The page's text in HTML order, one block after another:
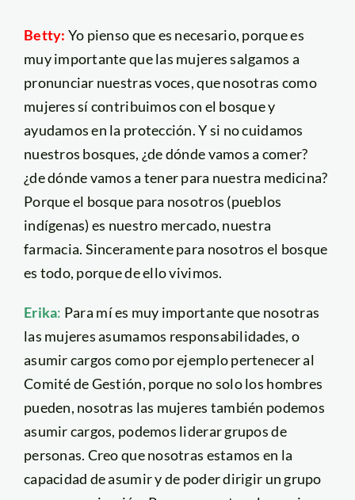
Betty: Yo pienso que es necesario, porque es
muy importante que las mujeres salgamos a
pronunciar nuestras voces, que nosotras como
mujeres sí contribuimos con el bosque y
ayudamos en la protección. Y si no cuidamos
nuestros bosques, ¿de dónde vamos a comer?
¿de dónde vamos a tener para nuestra medicina?
Porque el bosque para nosotros (pueblos
indígenas) es nuestro mercado, nuestra
farmacia. Sinceramente para nosotros el bosque
es todo, porque de ello vivimos.
Erika: Para mí es muy importante que nosotras
las mujeres asumamos responsabilidades, o
asumir cargos como por ejemplo pertenecer al
Comité de Gestión, porque no solo los hombres
pueden, nosotras las mujeres también podemos
asumir cargos, podemos liderar grupos de
personas. Creo que nosotras estamos en la
capacidad de asumir y de poder dirigir un grupo